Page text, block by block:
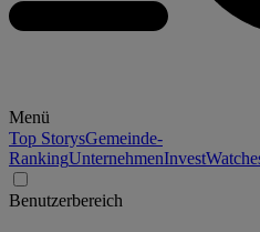
Menü
Top StorysGemeinde-
RankingUnternehmenInvest
Benutzerbereich